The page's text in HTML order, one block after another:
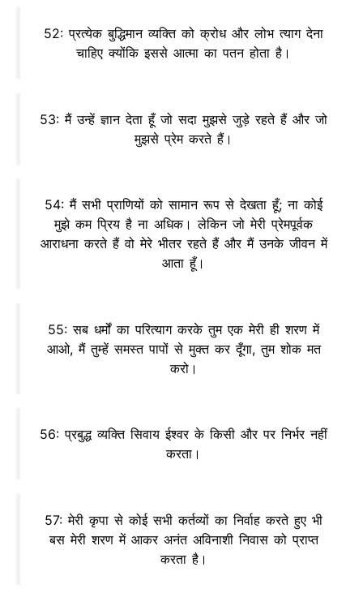
52: प्रत्येक बुद्धिमान व्यक्ति को क्रोध और लोभ त्याग देना
चाहिए क्योंकि इससे आत्मा का पतन होता है।
53: मैं उन्हें ज्ञान देता हूँ जो सदा मुझसे जुड़े रहते हैं और जो
मुझसे प्रेम करते हैं।
54: मैं सभी प्राणियों को सामान रूप से देखता हूँ; ना कोई
मुझे कम प्रिय है ना अधिक। लेकिन जो मेरी प्रेमपूर्वक
आराधना करते हैं वो मेरे भीतर रहते हैं और मैं उनके जीवन में
आता हूँ।
55: सब धर्मों का परित्याग करके तुम एक मेरी ही शरण में
आओ, मैं तुम्हें समस्त पापों से मुक्त कर दूँगा, तुम शोक मत
करो।
56: प्रबुद्ध व्यक्ति सिवाय ईश्वर के किसी और पर निर्भर नहीं
करता।
57: मेरी कृपा से कोई सभी कर्तव्यों का निर्वाह करते हुए भी
बस मेरी शरण में आकर अनंत अविनाशी निवास को प्राप्त
करता है।